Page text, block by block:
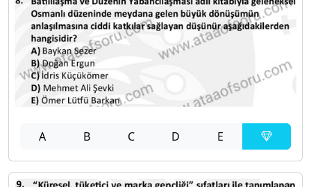
A B C D E